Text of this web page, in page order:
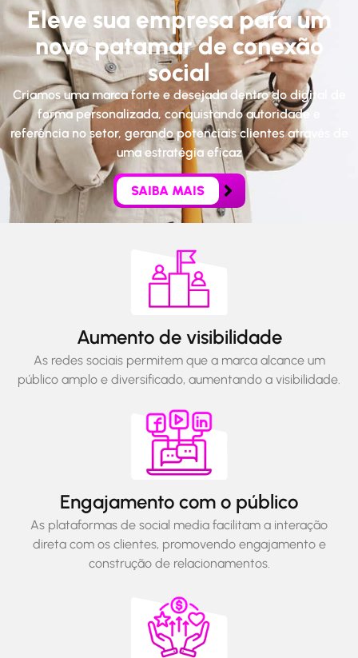
Eleve sua empresa para um
novo patamar de conexão
social
Criamos uma marca forte e desejada dentro do digital de
forma personalizada, conquistando autoridade e
referência no setor, gerando potenciais clientes através de
uma estratégia eficaz
SAIBA MAIS
Aumento de visibilidade
As redes sociais permitem que a marca alcance um
público amplo e diversificado, aumentando a visibilidade.
Engajamento com o público
As plataformas de social media facilitam a interação
direta com os clientes, promovendo engajamento e
construção de relacionamentos.